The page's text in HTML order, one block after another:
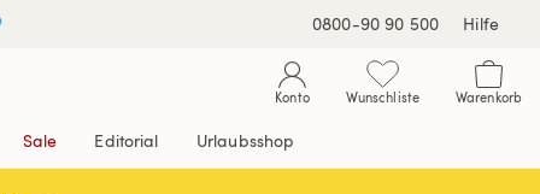
0800-90 90 500 Hilfe
Konto Wunschliste Warenkorb
Sale Editorial Urlaubsshop